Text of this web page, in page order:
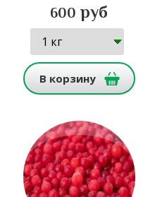
600 руб
В корзину